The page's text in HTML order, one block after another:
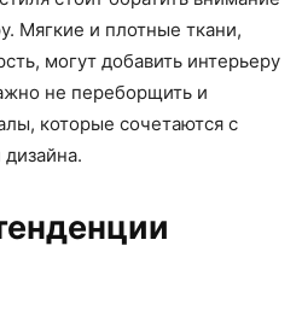
Мягкие и плотные ткани,
могут добавить интерьеру
не переборщить и
которые сочетаются с